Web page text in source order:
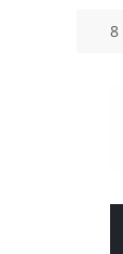
Saltar
8